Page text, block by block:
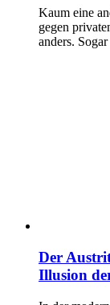
Kaum eine
gegen
anders.
Der
Illusion